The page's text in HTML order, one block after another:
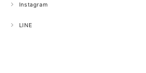
Instagram
LINE